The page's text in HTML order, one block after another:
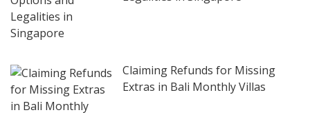
Claiming Refunds for Missing
Extras in Bali Monthly Villas